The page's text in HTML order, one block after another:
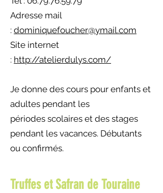
Adresse mail
: dominiquefoucher@ymail.com
Site internet
: http://atelierdulys.com/
Je donne des cours pour enfants et
adultes pendant les
périodes scolaires et des stages
pendant les vacances. Débutants
ou confirmés.
Truffes et Safran de Touraine